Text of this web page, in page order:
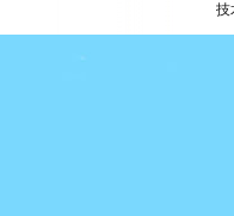
技